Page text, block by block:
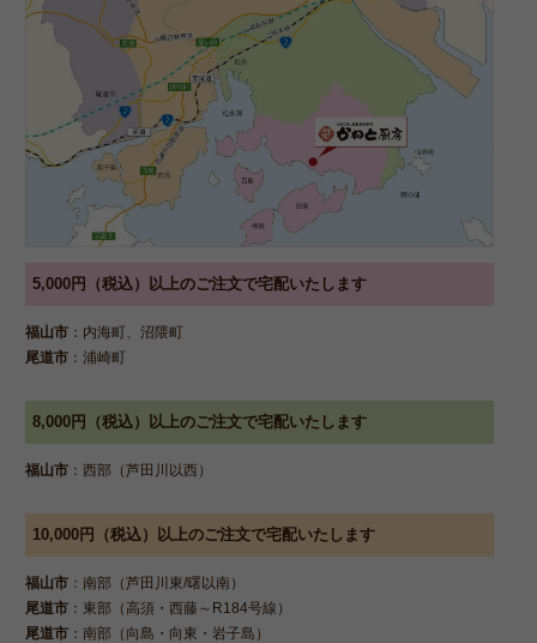
5,000円（税込）以上のご注文で宅配いたします
福山市：内海町、沼隈町
尾道市：浦崎町
8,000円（税込）以上のご注文で宅配いたします
福山市：西部（芦田川以西）
10,000円（税込）以上のご注文で宅配いたします
福山市：南部（芦田川東/曙以南）
尾道市：東部（高須・西藤～R184号線）
尾道市：南部（向島・向東・岩子島）